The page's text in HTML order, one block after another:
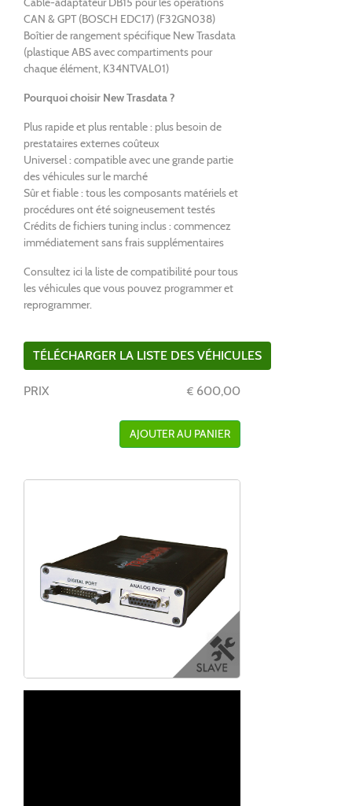
CAN & GPT (BOSCH EDC17) (F32GN038)
Boîtier de rangement spécifique New Trasdata
(plastique ABS avec compartiments pour
chaque élément, K34NTVAL01)
Pourquoi choisir New Trasdata ?
Plus rapide et plus rentable : plus besoin de
prestataires externes coûteux
Universel : compatible avec une grande partie
des véhicules sur le marché
Sûr et fiable : tous les composants matériels et
procédures ont été soigneusement testés
Crédits de fichiers tuning inclus : commencez
immédiatement sans frais supplémentaires
Consultez ici la liste de compatibilité pour tous
les véhicules que vous pouvez programmer et
reprogrammer.
TÉLÉCHARGER LA LISTE DES VÉHICULES
PRIX € 600,00
AJOUTER AU PANIER